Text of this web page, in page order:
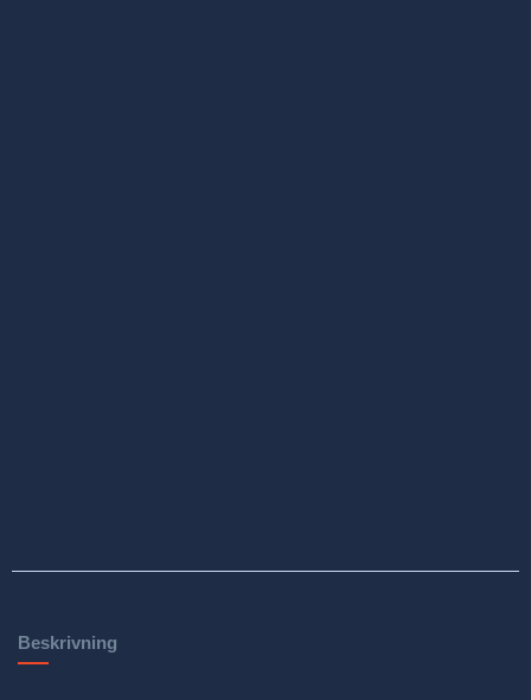
Beskrivning